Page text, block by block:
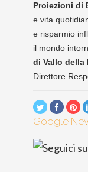
Proiezioni di
e vita
e risparmio
il mondo
di Vallo della
Direttore
Google